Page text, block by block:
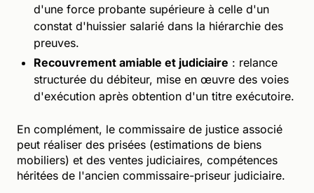
d'une force probante supérieure à celle d'un
constat d'huissier salarié dans la hiérarchie des
preuves.
Recouvrement amiable et judiciaire : relance
structurée du débiteur, mise en œuvre des voies
d'exécution après obtention d'un titre exécutoire.
En complément, le commissaire de justice associé
peut réaliser des prisées (estimations de biens
mobiliers) et des ventes judiciaires, compétences
héritées de l'ancien commissaire-priseur judiciaire.